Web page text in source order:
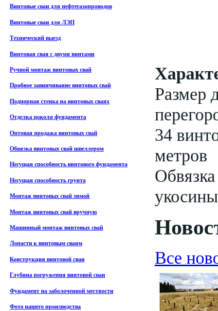
Винтовые сваи для нефтегазопроводов
Винтовые сваи для ЛЭП
Технический выезд
Винтовая свая с двумя винтами
Ручной монтаж винтовых свай
Пробное завинчивание винтовых свай
Подпорная стенка на винтовых сваях
Отделка цоколя фундамента
Оптовая продажа винтовых свай
Обвязка винтовых свай швеллером
Несущая способность винтового фундамента
Несущая способность грунта
Монтаж винтовых свай зимой
Монтаж винтовых свай вручную
Машинный монтаж винтовых свай
Лопасти к винтовым сваям
Конструкция винтовой сваи
Глубина погружения винтовой сваи
Фундамент на заболоченной местности
Фото нашего производства
Размер
34
метров
Все